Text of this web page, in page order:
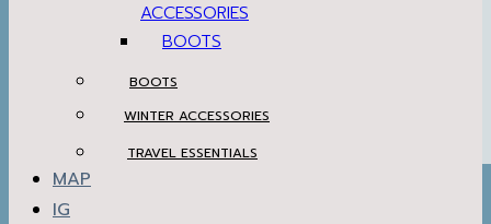
ACCESSORIES
BOOTS
BOOTS
WINTER ACCESSORIES
TRAVEL ESSENTIALS
MAP
IG